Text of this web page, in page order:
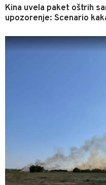
Kina uvela paket oštrih
upozorenje: Scenario